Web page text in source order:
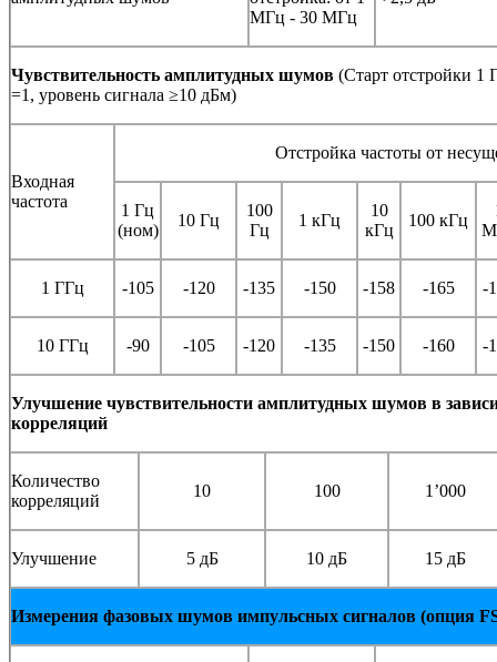
МГц - 30 МГц
Чувствительность амплитудных шумов (Старт отстройки 1
=1, уровень сигнала ≥10 дБм)
Входная
частота
Отстройка частоты от
1 Гц
(ном)
10 Гц
100
Гц
1 кГц
10
кГц
100 кГц
1 ГГц -105 -120 -135 -150 -158 -165 -
10 ГГц -90 -105 -120 -135 -150 -160 -
Улучшение чувствительности амплитудных шумов в
корреляций
Количество
корреляций
10 100 1’000
Улучшение 5 дБ 10 дБ 15 дБ
Измерения фазовых шумов импульсных сигналов (опция